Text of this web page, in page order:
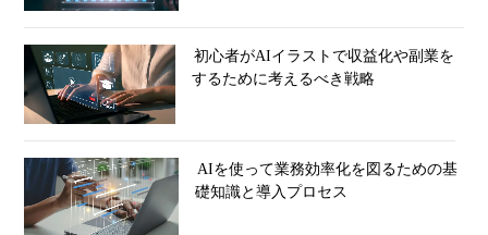
初心者がAIイラストで収益化や副業を
するために考えるべき戦略
AIを使って業務効率化を図るための基
礎知識と導入プロセス